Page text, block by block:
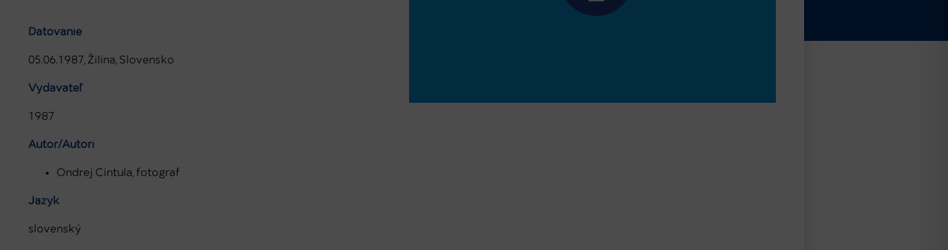
Datovanie
05.06.1987, Žilina, Slovensko
Vydavateľ
1987
Autor/Autori
Ondrej Cintula, fotograf
Jazyk
slovenský